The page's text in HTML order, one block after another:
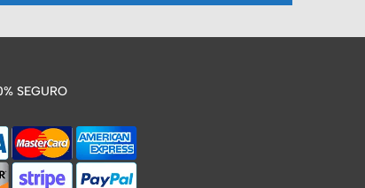
SEGURO